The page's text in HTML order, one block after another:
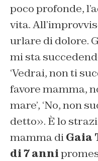
poco profonde,
vita.
urlare di dolore.
mi sta
‘Vedrai, non ti
favore mamma,
mare’, ‘No, non
detto». È lo
mamma diGaia
di 7 anni